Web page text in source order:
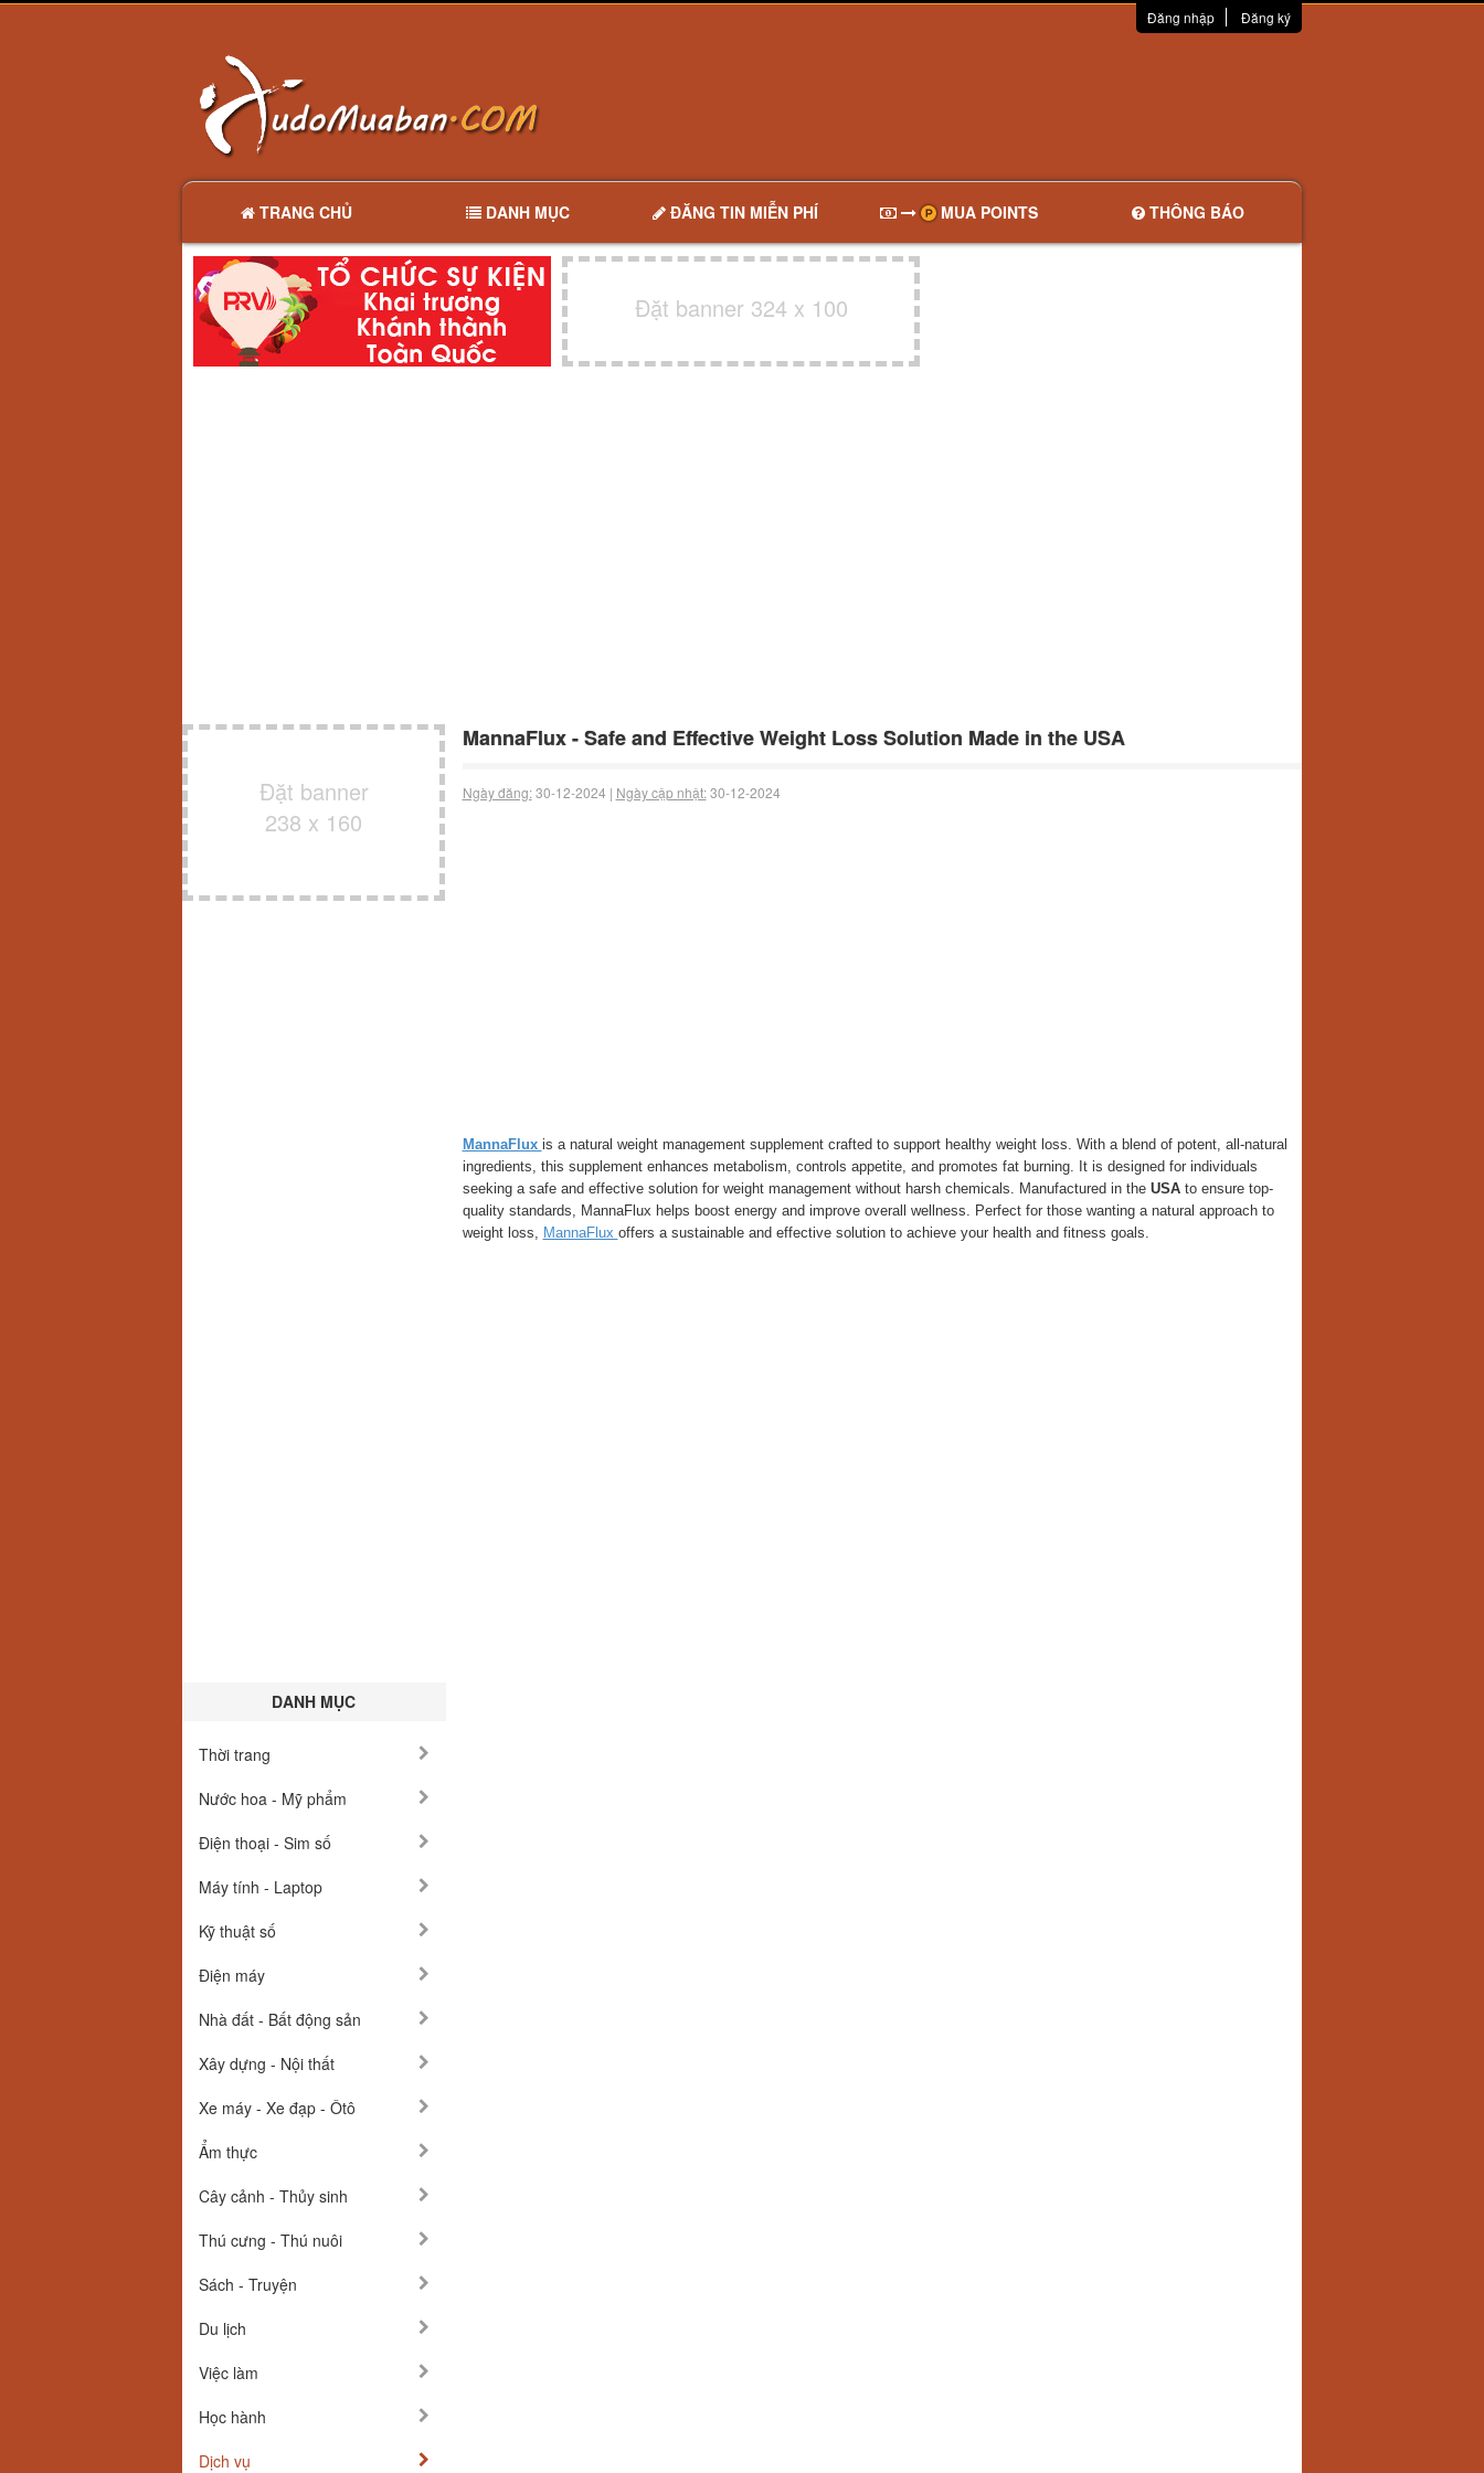
Đăng nhập Đăng ký
TRANG CHỦ DANH MỤC ĐĂNG TIN MIỄN PHÍ MUA POINTS THÔNG BÁO
Đặt banner 324 x 100
Đặt banner
238 x 160
DANH MỤC
Thời trang
Nước hoa - Mỹ phẩm
Điện thoại - Sim số
Máy tính - Laptop
Kỹ thuật số
Điện máy
Nhà đất - Bất động sản
Xây dựng - Nội thất
Xe máy - Xe đạp - Ôtô
Ẩm thực
Cây cảnh - Thủy sinh
Thú cưng - Thú nuôi
Sách - Truyện
Du lịch
Việc làm
Học hành
Dịch vụ
MannaFlux - Safe and Effective Weight Loss Solution Made in the USA
Ngày đăng:30-12-2024 | Ngày cập nhật:30-12-2024
MannaFlux is a natural weight management supplement crafted to support healthy weight loss. With a blend of potent, all-natural
ingredients, this supplement enhances metabolism, controls appetite, and promotes fat burning. It is designed for individuals
seeking a safe and effective solution for weight management without harsh chemicals. Manufactured in the USA to ensure top-
quality standards, MannaFlux helps boost energy and improve overall wellness. Perfect for those wanting a natural approach to
weight loss, MannaFlux offers a sustainable and effective solution to achieve your health and fitness goals.